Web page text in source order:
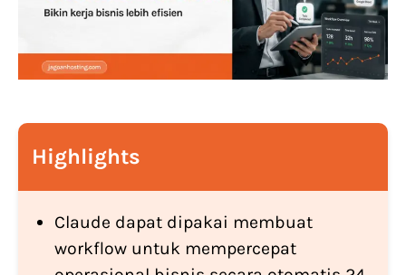
Highlights
Claude dapat dipakai membuat
workflow untuk mempercepat